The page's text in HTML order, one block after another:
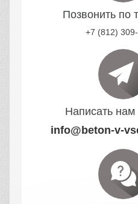
Позвонить по
+7 (812)
Написать нам
info@beton-v-